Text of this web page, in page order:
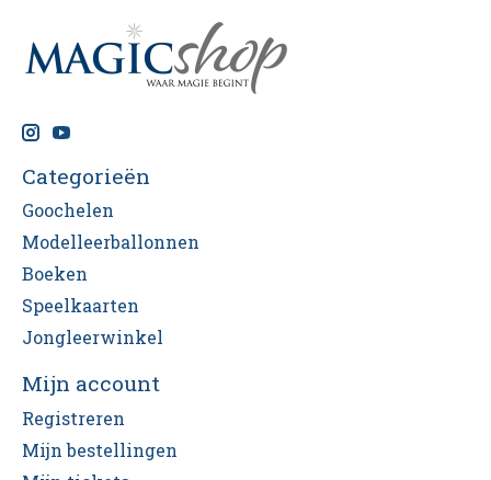
Categorieën
Goochelen
Modelleerballonnen
Boeken
Speelkaarten
Jongleerwinkel
Mijn account
Registreren
Mijn bestellingen